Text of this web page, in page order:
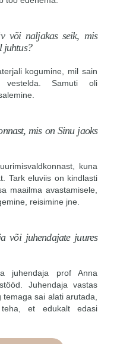
või naljakas seik, mis
juhtus?
kogumine, mil sain
vestelda. Samuti oli
mis on Sinu jaoks
kuna
Tark eluviis on kindlasti
maailma avastamisele,
reisimine jne.
või juhendajate juures
juhendaja prof Anna
Juhendaja vastas
sai alati arutada,
et edukalt edasi